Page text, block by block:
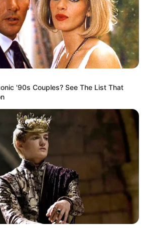
vett elő a Daily Star: cikkükben
Oroszország vezetője évek óta
vette át a helyét. Bizarr, az
összeesküvés-elméletek szerint
még 2014-ben végeztette ki a
az MI6, hogy saját
'90s Couples? See The List That